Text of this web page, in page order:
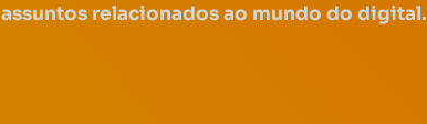
assuntos relacionados ao mundo do digital.